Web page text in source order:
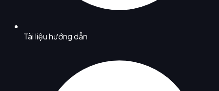
Tài liệu hướng dẫn